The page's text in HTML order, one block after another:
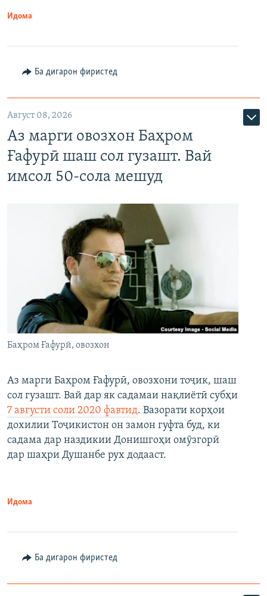
Идома
Ба дигарон фиристед
Август 08, 2026
Аз марги овозхон Баҳром
Ғафурӣ шаш сол гузашт. Вай
имсол 50-сола мешуд
Баҳром Ғафурӣ, овозхон
Аз марги Баҳром Ғафурӣ, овозхони тоҷик, шаш
сол гузашт. Вай дар як садамаи нақлиётӣ субҳи
7 августи соли 2020 фавтид. Вазорати корҳои
дохилии Тоҷикистон он замон гуфта буд, ки
садама дар наздикии Донишгоҳи омӯзгорӣ
дар шаҳри Душанбе рух додааст.
Идома
Ба дигарон фиристед